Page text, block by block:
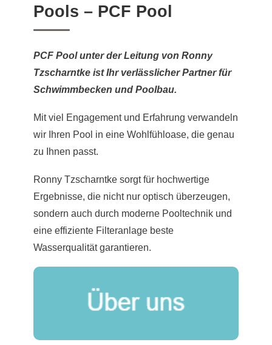
Pools – PCF Pool
PCF Pool unter der Leitung von Ronny
Tzscharntke ist Ihr verlässlicher Partner für
Schwimmbecken und Poolbau.
Mit viel Engagement und Erfahrung verwandeln
wir Ihren Pool in eine Wohlfühloase, die genau
zu Ihnen passt.
Ronny Tzscharntke sorgt für hochwertige
Ergebnisse, die nicht nur optisch überzeugen,
sondern auch durch moderne Pooltechnik und
eine effiziente Filteranlage beste
Wasserqualität garantieren.